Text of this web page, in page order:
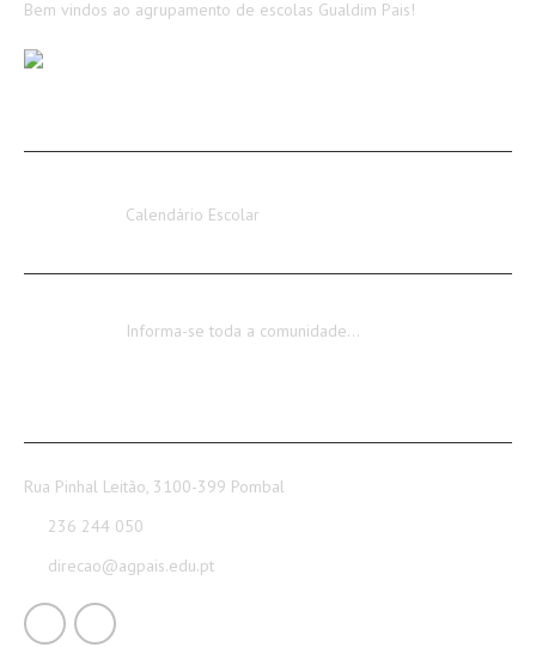
Bem vindos ao agrupamento de escolas Gualdim Pais!
Calendário Escolar
Informa-se toda a comunidade…
Rua Pinhal Leitão, 3100-399 Pombal
236 244 050
direcao@agpais.edu.pt